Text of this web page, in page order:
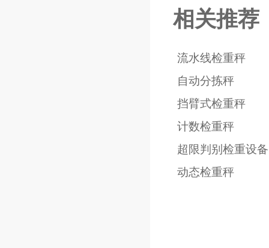
相关推荐
流水线检重秤
自动分拣秤
挡臂式检重秤
计数检重秤
超限判别检重设备
动态检重秤